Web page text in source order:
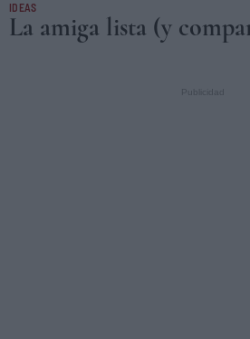
IDEAS
La amiga lista (y